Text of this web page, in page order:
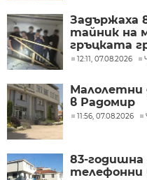
Задържаха
тайник на
гръцката
12:11, 07.08.2026
Малолетни
в Радомир
11:56, 07.08.2026
83-годишна
телефонни